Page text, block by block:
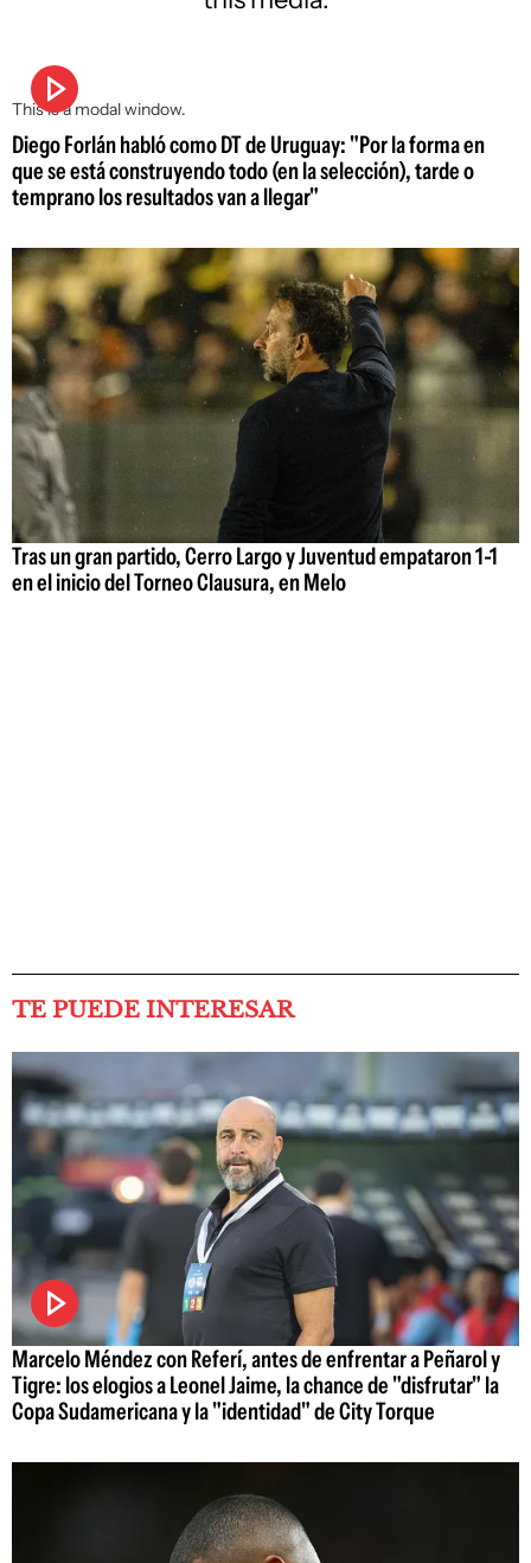
This is a modal window.
Diego Forlán habló como DT de Uruguay: "Por la forma en
que se está construyendo todo (en la selección), tarde o
temprano los resultados van a llegar"
Tras un gran partido, Cerro Largo y Juventud empataron 1-1
en el inicio del Torneo Clausura, en Melo
TE PUEDE INTERESAR
Marcelo Méndez con Referí, antes de enfrentar a Peñarol y
Tigre: los elogios a Leonel Jaime, la chance de "disfrutar" la
Copa Sudamericana y la "identidad" de City Torque